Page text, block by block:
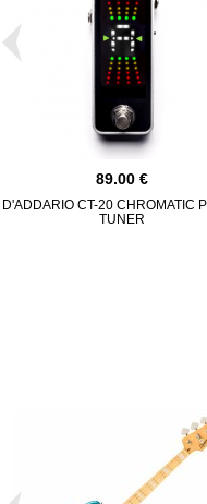
89.00
D'ADDARIO CT-20 CHROMATIC
TUNER